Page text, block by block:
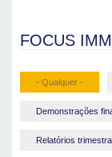
FOCUS
- Qualquer -
Demonstrações
Relatórios